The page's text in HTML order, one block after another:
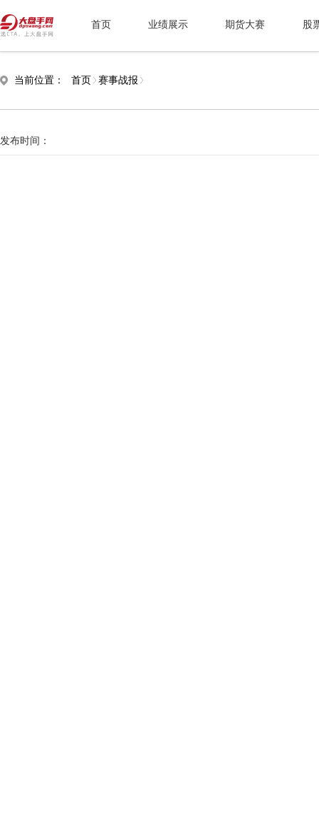
首页 业绩展示 期货大赛 股
当前位置： 首页 赛事战报
发布时间：